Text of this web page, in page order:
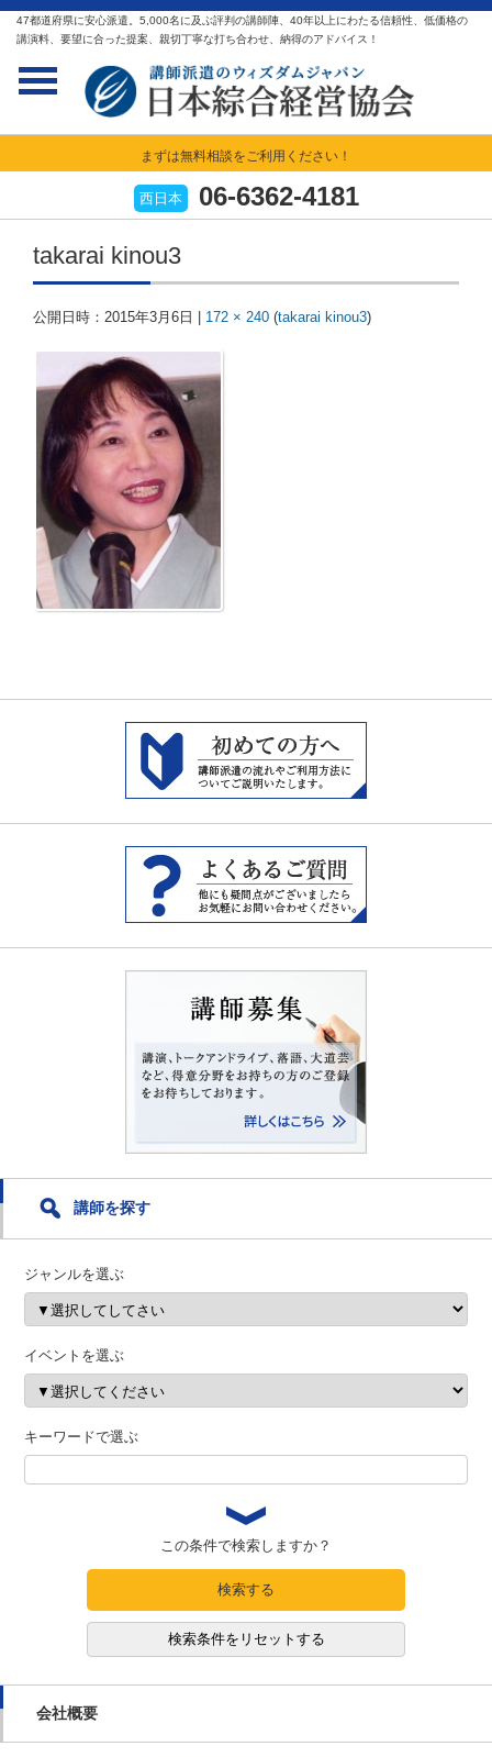
47都道府県に安心派遣。5,000名に及ぶ評判の講師陣、40年以上にわたる信頼性、低価格の
講演料、要望に合った提案、親切丁寧な打ち合わせ、納得のアドバイス！
まずは無料相談をご利用ください！
西日本 06-6362-4181
takarai kinou3
公開日時： 2015年3月6日 172 × 240 (takarai kinou3)
講師を探す
ジャンルを選ぶ
イベントを選ぶ
キーワードで選ぶ
この条件で検索しますか？
検索する
検索条件をリセットする
会社概要